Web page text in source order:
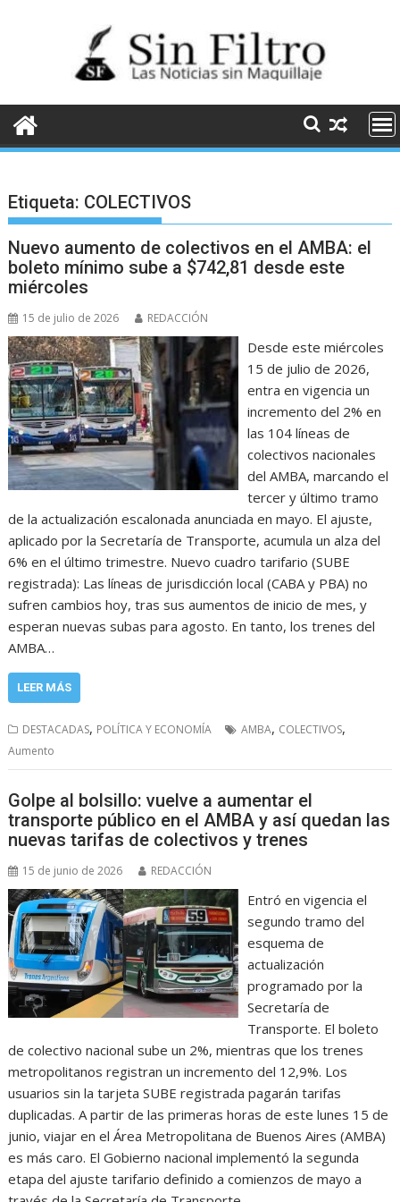
Etiqueta: COLECTIVOS
Nuevo aumento de colectivos en el AMBA: el
boleto mínimo sube a $742,81 desde este
miércoles
15 de julio de 2026 REDACCIÓN
Desde este miércoles
15 de julio de 2026,
entra en vigencia un
incremento del 2% en
las 104 líneas de
colectivos nacionales
del AMBA, marcando el
tercer y último tramo
de la actualización escalonada anunciada en mayo. El ajuste,
aplicado por la Secretaría de Transporte, acumula un alza del
6% en el último trimestre. Nuevo cuadro tarifario (SUBE
registrada): Las líneas de jurisdicción local (CABA y PBA) no
sufren cambios hoy, tras sus aumentos de inicio de mes, y
esperan nuevas subas para agosto. En tanto, los trenes del
AMBA…
LEER MÁS
DESTACADAS, POLÍTICA Y ECONOMÍA AMBA, COLECTIVOS,
Aumento
Golpe al bolsillo: vuelve a aumentar el
transporte público en el AMBA y así quedan las
nuevas tarifas de colectivos y trenes
15 de junio de 2026 REDACCIÓN
Entró en vigencia el
segundo tramo del
esquema de
actualización
programado por la
Secretaría de
Transporte. El boleto
de colectivo nacional sube un 2%, mientras que los trenes
metropolitanos registran un incremento del 12,9%. Los
usuarios sin la tarjeta SUBE registrada pagarán tarifas
duplicadas. A partir de las primeras horas de este lunes 15 de
junio, viajar en el Área Metropolitana de Buenos Aires (AMBA)
es más caro. El Gobierno nacional implementó la segunda
etapa del ajuste tarifario definido a comienzos de mayo a